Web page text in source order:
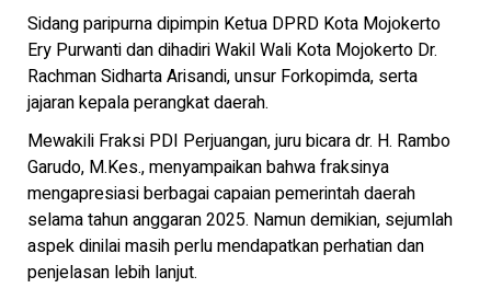
Sidang paripurna dipimpin Ketua DPRD Kota Mojokerto
Ery Purwanti dan dihadiri Wakil Wali Kota Mojokerto Dr.
Rachman Sidharta Arisandi, unsur Forkopimda, serta
jajaran kepala perangkat daerah.
Mewakili Fraksi PDI Perjuangan, juru bicara dr. H. Rambo
Garudo, M.Kes., menyampaikan bahwa fraksinya
mengapresiasi berbagai capaian pemerintah daerah
selama tahun anggaran 2025. Namun demikian, sejumlah
aspek dinilai masih perlu mendapatkan perhatian dan
penjelasan lebih lanjut.